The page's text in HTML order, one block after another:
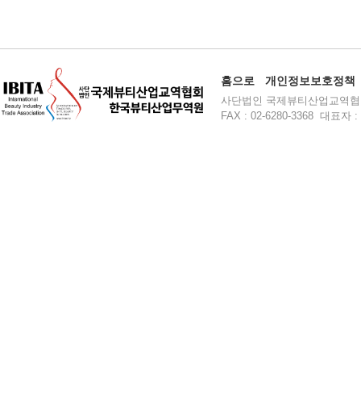
홈으로 개인정보보호정책
사단법인 국제뷰티산업교역
FAX : 02-6280-3368 대표자